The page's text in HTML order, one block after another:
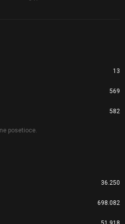
13
569
582
posetioce.
36.250
698.082